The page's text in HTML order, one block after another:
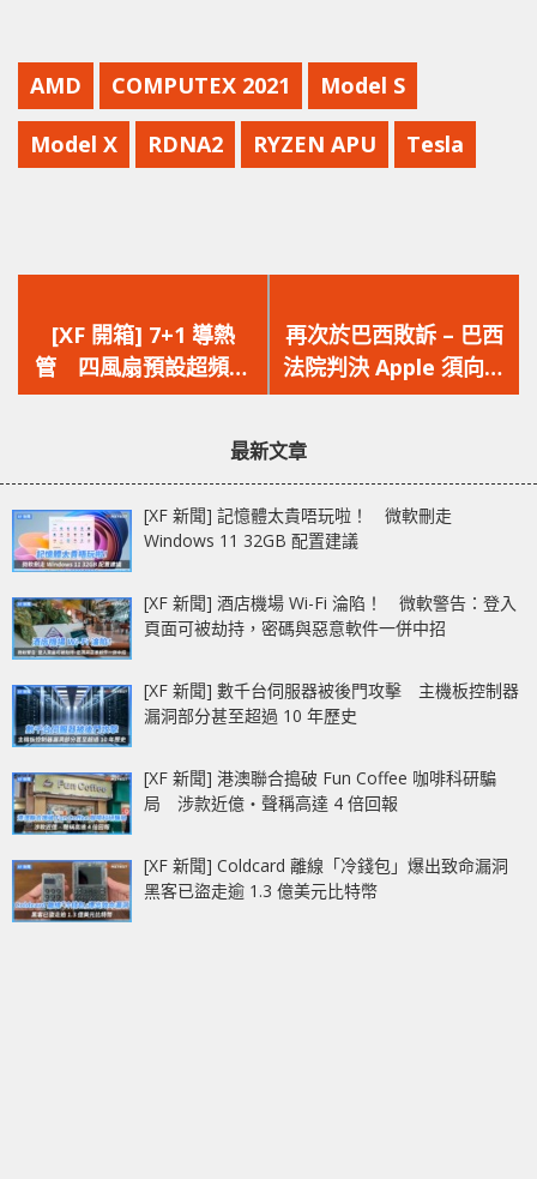
AMD COMPUTEX 2021 Model S
Model X RDNA2 RYZEN APU Tesla
一
篇
文
[XF 開箱] 7+1 導熱
管 四風扇預設超頻‧
加厚散熱器提升散
GeForce RTX 3080 Ti
一
篇
文
再次於巴西敗訴 – 巴西
法院判決 Apple 須向使
用者免費提供 iPhone
最新文章
[XF 新聞] 記憶體太貴唔玩啦！ 微軟刪走
Windows 11 32GB 配置建議
[XF 新聞] 酒店機場 Wi-Fi 淪陷！ 微軟警告：登入
頁面可被劫持，密碼與惡意軟件一併中招
[XF 新聞] 數千台伺服器被後門攻擊 主機板控制器
漏洞部分甚至超過 10 年歷史
[XF 新聞] 港澳聯合搗破 Fun Coffee 咖啡科研騙
局 涉款近億‧聲稱高達 4 倍回報
[XF 新聞] Coldcard 離線「冷錢包」爆出致命漏洞
黑客已盜走逾 1.3 億美元比特幣